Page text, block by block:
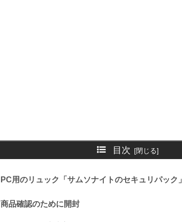
目次
PC用のリュック「サムソナイトのセキュリパック」
商品確認のために開封